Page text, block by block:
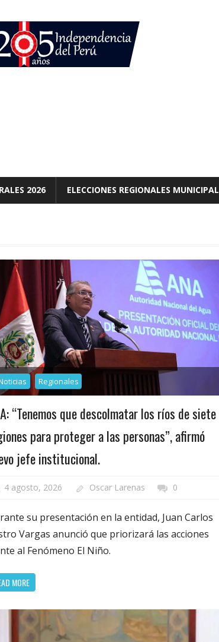
2026 ELECCIONES REGIONALES
Regionales
“Tenemos que descolmatar los ríos de siete
para proteger a las personas”, afirmó
jefe institucional.
4 agosto, 2026 Oscar Larenas 0
su presentación en la entidad, Juan Carlos
Vargas anunció que priorizará las acciones
al Fenómeno El Niño.
MORE